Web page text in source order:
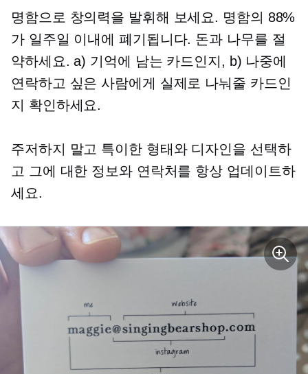
명함으로 창의력을 발휘해 보세요. 명함의 88%
가 일주일 이내에 폐기됩니다. 돈과 나무를 절
약하세요. a) 기억에 남는 카드인지, b) 나중에
연락하고 싶은 사람에게 실제로 나눠줄 카드인
지 확인하세요.
주저하지 말고 특이한 형태와 디자인을 선택하
고 그에 대한 정보와 연락처를 항상 업데이트하
세요.